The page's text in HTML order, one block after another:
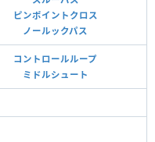
ピンポイントクロス
ノールックパス
コントロールループ
ミドルシュート